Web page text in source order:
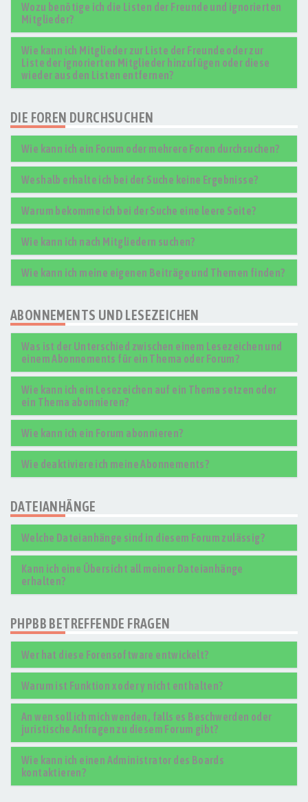
Wozu benötige ich die Listen der Freunde und ignorierten
Mitglieder?
Wie kann ich Mitglieder zur Liste der Freunde oder zur
Liste der ignorierten Mitglieder hinzufügen oder diese
wieder aus den Listen entfernen?
DIE FOREN DURCHSUCHEN
Wie kann ich ein Forum oder mehrere Foren durchsuchen?
Weshalb erhalte ich bei der Suche keine Ergebnisse?
Warum bekomme ich bei der Suche eine leere Seite?
Wie kann ich nach Mitgliedern suchen?
Wie kann ich meine eigenen Beiträge und Themen finden?
ABONNEMENTS UND LESEZEICHEN
Was ist der Unterschied zwischen einem Lesezeichen und
einem Abonnements für ein Thema oder Forum?
Wie kann ich ein Lesezeichen auf ein Thema setzen oder
ein Thema abonnieren?
Wie kann ich ein Forum abonnieren?
Wie deaktiviere ich meine Abonnements?
DATEIANHÄNGE
Welche Dateianhänge sind in diesem Forum zulässig?
Kann ich eine Übersicht all meiner Dateianhänge
erhalten?
PHPBB BETREFFENDE FRAGEN
Wer hat diese Forensoftware entwickelt?
Warum ist Funktion x oder y nicht enthalten?
An wen soll ich mich wenden, falls es Beschwerden oder
juristische Anfragen zu diesem Forum gibt?
Wie kann ich einen Administrator des Boards
kontaktieren?